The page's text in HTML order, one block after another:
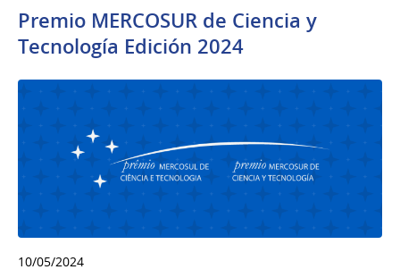
Premio MERCOSUR de Ciencia y
Tecnología Edición 2024
10/05/2024